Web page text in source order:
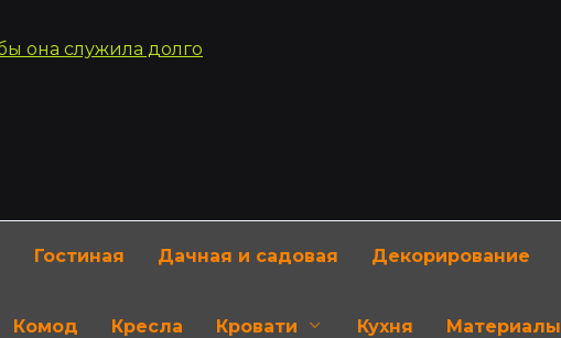
Гостиная Дачная и садовая Декорирование
Комод Кресла Кровати Кухня Материалы